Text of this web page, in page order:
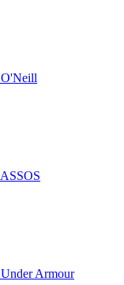
O'Neill
ASSOS
Under Armour